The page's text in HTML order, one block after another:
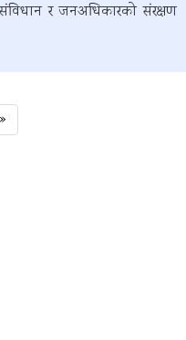
र जनअधिकारको संरक्षण